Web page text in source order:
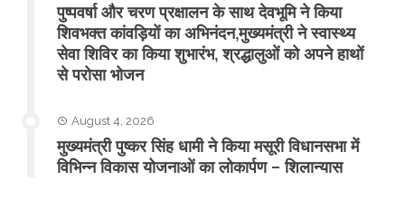
पुष्पवर्षा और चरण प्रक्षालन के साथ देवभूमि ने किया
शिवभक्त कांवड़ियों का अभिनंदन,मुख्यमंत्री ने स्वास्थ्य
सेवा शिविर का किया शुभारंभ, श्रद्धालुओं को अपने हाथों
से परोसा भोजन
August 4, 2026
मुख्यमंत्री पुष्कर सिंह धामी ने किया मसूरी विधानसभा में
विभिन्न विकास योजनाओं का लोकार्पण – शिलान्यास